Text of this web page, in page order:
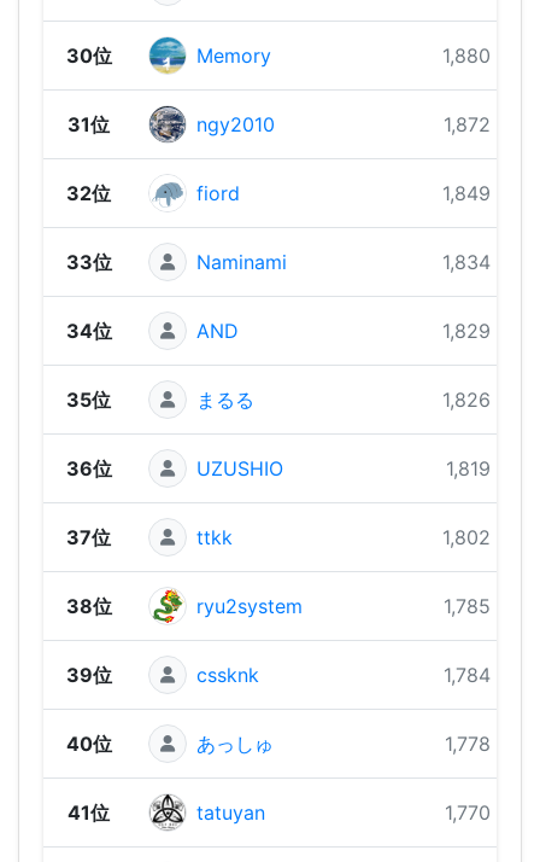
30位 Memory 1,880 pts
31位 ngy2010 1,872 pts
32位 fiord 1,849 pts
33位 Naminami 1,834 pts
34位 AND 1,829 pts
35位 まるる 1,826 pts
36位 UZUSHIO 1,819 pts
37位 ttkk 1,802 pts
38位 ryu2system 1,785 pts
39位 cssknk 1,784 pts
40位 あっしゅ 1,778 pts
41位 tatuyan 1,770 pts